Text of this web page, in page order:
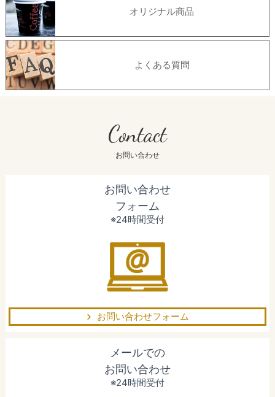
オリジナル商品
よくある質問
Contact
お問い合わせ
お問い合わせ
フォーム
※24時間受付
お問い合わせフォーム
メールでの
お問い合わせ
※24時間受付